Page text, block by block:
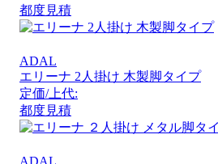
都度見積
ADAL
エリーナ 2人掛け 木製脚タイプ
定価/上代:
都度見積
ADAL